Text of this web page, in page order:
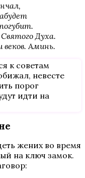
Духа.
веков. Аминь.
к советам
невесте
порог
идти на
жених во время
на ключ замок.